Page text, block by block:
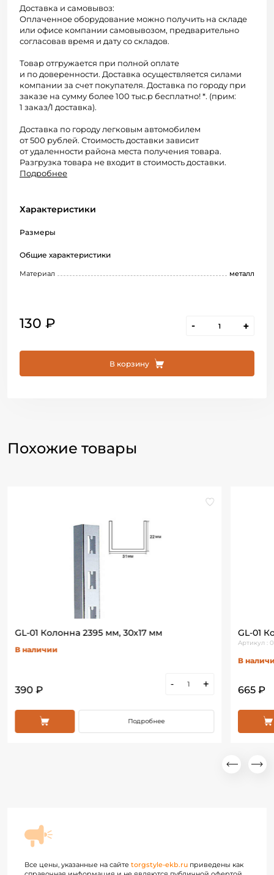
130 ₽ - +
В корзину
Доставка и самовывоз:
Оплаченное оборудование можно получить на складе
или офисе компании самовывозом, предварительно
согласовав время и дату со складов.
Товар отгружается при полной оплате
и по доверенности. Доставка осуществляется силами
компании за счет покупателя. Доставка по городу при
заказе на сумму более 100 тыс.р бесплатно! *. (прим:
1 заказ/1 доставка).
Доставка по городу легковым автомобилем
от 500 рублей. Стоимость доставки зависит
от удаленности района места получения товара.
Разгрузка товара не входит в стоимость доставки.
Подробнее
Характеристики
Размеры
Общие характеристики
Материал металл
Похожие товары
GL-01 Колонна 2395 мм, 30х17 мм
В наличии
390 ₽
- +
Подробнее
GL-01
Артикул :
В
665 ₽
Все цены, указанные на сайте torgstyle-ekb.ru приведены как